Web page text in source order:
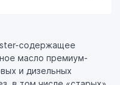
содержащее
масло премиум-
и дизельных